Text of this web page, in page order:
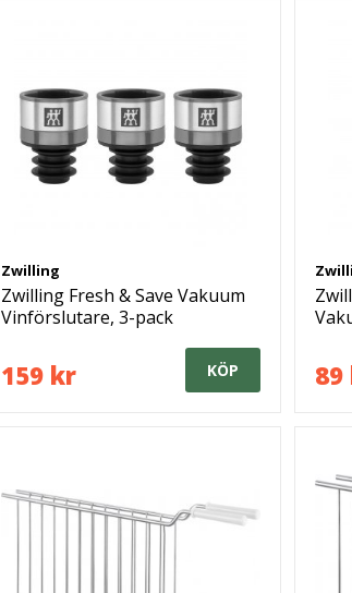
Zwilling
Zwilling Fresh & Save Vakuum
Vinförslutare, 3-pack
159 kr KÖP